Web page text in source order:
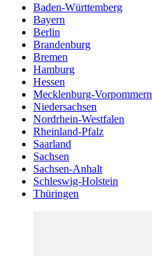
Baden-Württemberg
Bayern
Berlin
Brandenburg
Bremen
Hamburg
Hessen
Mecklenburg-Vorpommern
Niedersachsen
Nordrhein-Westfalen
Rheinland-Pfalz
Saarland
Sachsen
Sachsen-Anhalt
Schleswig-Holstein
Thüringen